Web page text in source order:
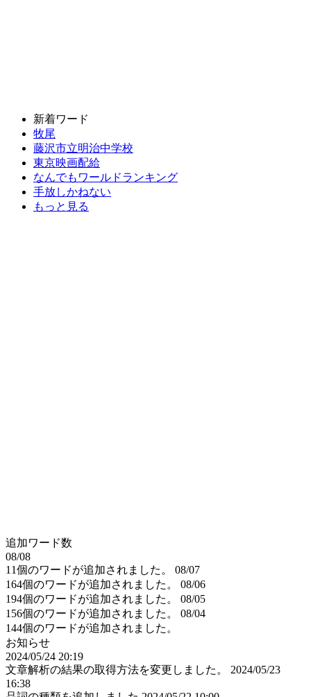
新着ワード
牧尾
藤沢市立明治中学校
東京映画配給
なんでもワールドランキング
手放しかねない
もっと見る
追加ワード数
08/08
11個のワードが追加されました。
08/07
164個のワードが追加されました。
08/06
194個のワードが追加されました。
08/05
156個のワードが追加されました。
08/04
144個のワードが追加されました。
お知らせ
2024/05/24 20:19
文章解析の結果の取得方法を変更しました。
2024/05/23
16:38